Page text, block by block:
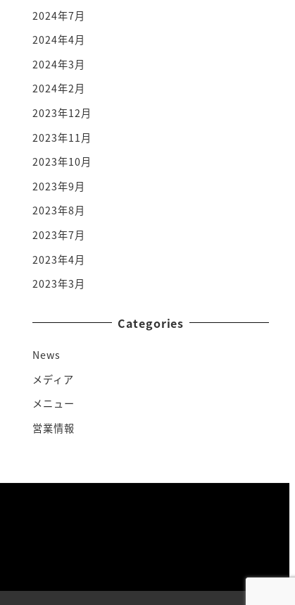
2024年7月
2024年4月
2024年3月
2024年2月
2023年12月
2023年11月
2023年10月
2023年9月
2023年8月
2023年7月
2023年4月
2023年3月
Categories
News
メディア
メニュー
営業情報